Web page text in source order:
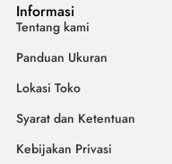
Informasi
Tentang kami
Panduan Ukuran
Lokasi Toko
Syarat dan Ketentuan
Kebijakan Privasi